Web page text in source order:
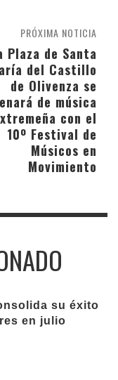
PRÓXIMA NOTICIA
Plaza de Santa
del Castillo
de Olivenza se
de música
con el
10º Festival de
Músicos en
Movimiento
su éxito
en julio